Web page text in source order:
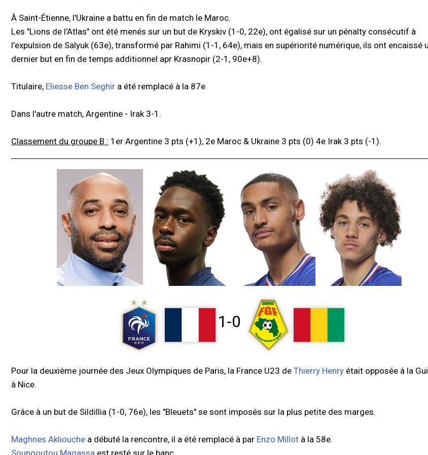
À Saint-Étienne, l'Ukraine a battu en fin de match le Maroc.
Les "Lions de l'Atlas" ont été menés sur un but de Kryskiv (1-0, 22e), ont égalisé sur un pénalty consécutif à
l'expulsion de Salyuk (63e), transformé par Rahimi (1-1, 64e), mais en supériorité numérique, ils ont encaissé
dernier but en fin de temps additionnel apr Krasnopir (2-1, 90e+8).
Titulaire, Eliesse Ben Seghir a été remplacé à la 87e.
Dans l'autre match, Argentine - Irak 3-1.
Classement du groupe B : 1er Argentine 3 pts (+1), 2e Maroc & Ukraine 3 pts (0) 4e Irak 3 pts (-1).
1-0
Pour la deuxième journée des Jeux Olympiques de Paris, la France U23 de Thierry Henry était opposée à la
à Nice.
Grâce à un but de Sildillia (1-0, 76e), les "Bleuets" se sont imposés sur la plus petite des marges.
Maghnes Akliouche a débuté la rencontre, il a été remplacé à par Enzo Millot à la 58e.
Soungoutou Magassa est resté sur le banc.